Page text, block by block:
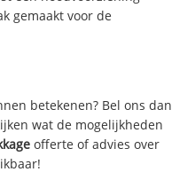
gemaakt voor de
betekenen? Bel ons dan
wat de mogelijkheden
offerte of advies over